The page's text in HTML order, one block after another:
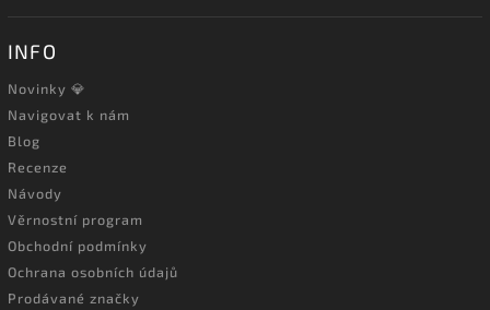
INFO
Novinky 💎
Navigovat k nám
Blog
Recenze
Návody
Věrnostní program
Obchodní podmínky
Ochrana osobních údajů
Prodávané značky